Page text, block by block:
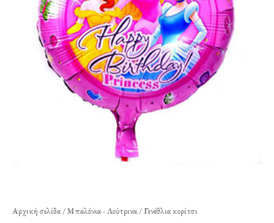
Αρχική σελίδα/Μπαλόνια - Λούτρινα/ Γενέθλια κορίτσι